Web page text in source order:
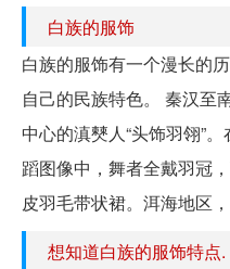
白族的服饰
白族的服饰有一个漫长的
自己的民族特色。 秦汉至
中心的滇僰人“头饰羽翎”
蹈图像中，舞者全戴羽冠
皮羽毛带状裙。洱海地区
想知道白族的服饰特点.